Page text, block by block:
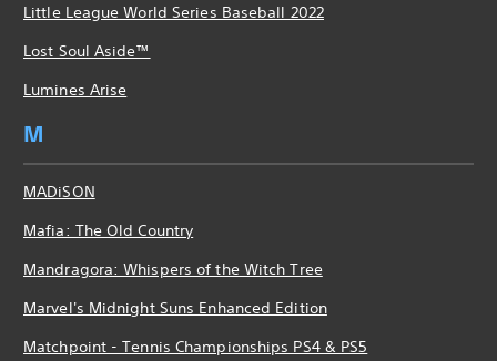
Little League World Series Baseball 2022
Lost Soul Aside™
Lumines Arise
M
MADiSON
Mafia: The Old Country
Mandragora: Whispers of the Witch Tree
Marvel's Midnight Suns Enhanced Edition
Matchpoint - Tennis Championships PS4 & PS5